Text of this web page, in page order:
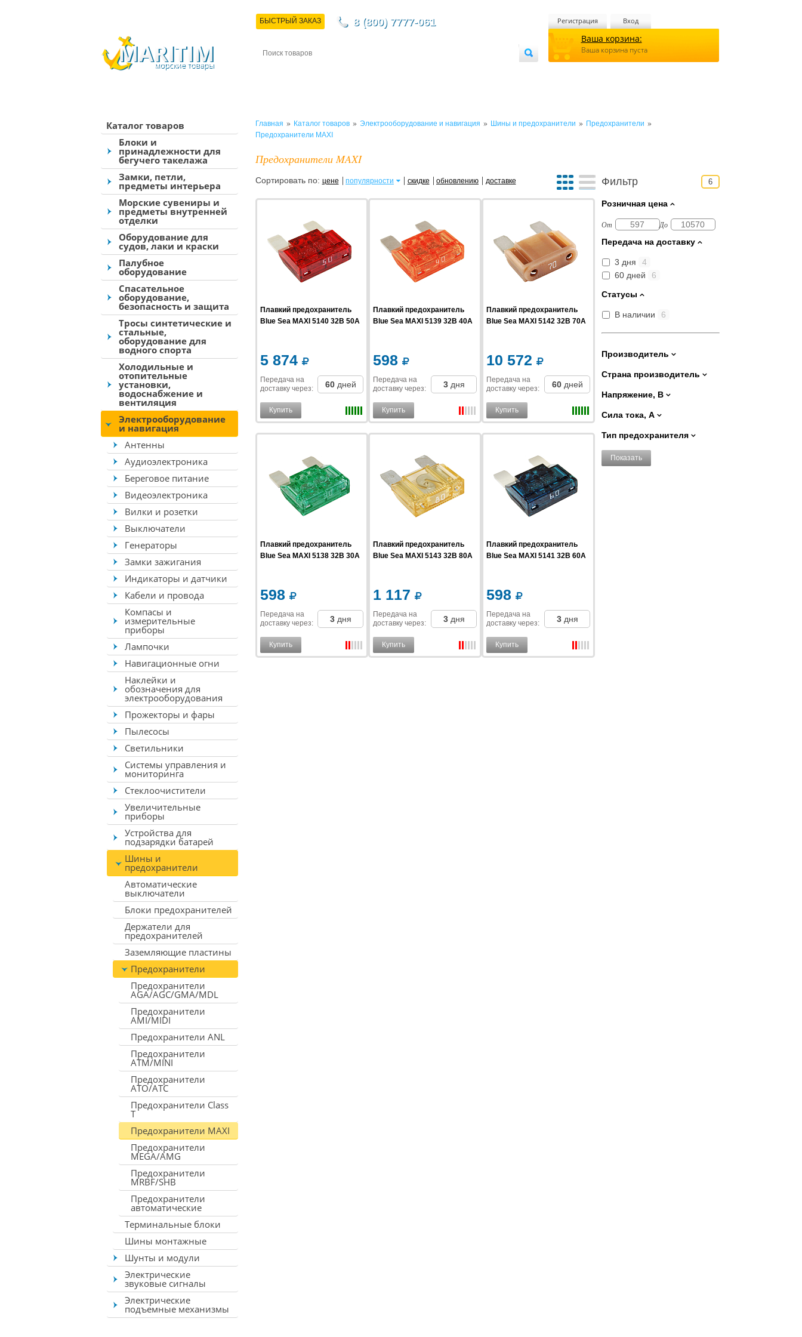
Регистрация Вход
Ваша корзина:
Ваша корзина пуста
БЫСТРЫЙ ЗАКАЗ 8 (800) 7777-061
Каталог товаров
Блоки и
принадлежности для
бегучего такелажа
Замки, петли,
предметы интерьера
Морские сувениры и
предметы внутренней
отделки
Оборудование для
судов, лаки и краски
Палубное
оборудование
Спасательное
оборудование,
безопасность и защита
Тросы синтетические и
стальные,
оборудование для
водного спорта
Холодильные и
отопительные
установки,
водоснабжение и
вентиляция
Электрооборудование
и навигация
Антенны
Аудиоэлектроника
Береговое питание
Видеоэлектроника
Вилки и розетки
Выключатели
Генераторы
Замки зажигания
Индикаторы и датчики
Кабели и провода
Компасы и
измерительные
приборы
Лампочки
Навигационные огни
Наклейки и
обозначения для
электрооборудования
Прожекторы и фары
Пылесосы
Светильники
Системы управления и
мониторинга
Стеклоочистители
Увеличительные
приборы
Устройства для
подзарядки батарей
Шины и
предохранители
Автоматические
выключатели
Блоки предохранителей
Держатели для
предохранителей
Заземляющие пластины
Предохранители
Предохранители
AGA/AGC/GMA/MDL
Предохранители
AMI/MIDI
Предохранители ANL
Предохранители
ATM/MINI
Предохранители
ATO/ATC
Предохранители Class
T
Предохранители MAXI
Предохранители
MEGA/AMG
Предохранители
MRBF/SHB
Предохранители
автоматические
Терминальные блоки
Шины монтажные
Шунты и модули
Электрические
звуковые сигналы
Электрические
подъемные механизмы
Главная » Каталог товаров» Электрооборудование и навигация » Шины и предохранители » Предохранители »
Предохранители MAXI
Предохранители MAXI
Фильтр 6
Розничная цена
От До
Передача на доставку
3 дня
4
60 дней
6
Статусы
В наличии 6
Производитель
Страна производитель
Напряжение, В
Сила тока, А
Тип предохранителя
Показать
Сортировать по: цене популярности скидке обновлению доставке
Плавкий предохранитель
Blue Sea MAXI 5140 32В 50A
5 874
Передача на
доставкучерез: 60 дней
Купить
Плавкий предохранитель
Blue Sea MAXI 5139 32В 40A
598
Передача на
доставку через: 3 дня
Купить
Плавкий предохранитель
Blue Sea MAXI 5142 32В 70A
10 572
Передача на
доставку через: 60 дней
Купить
Плавкий предохранитель
Blue Sea MAXI 5138 32В 30A
598
Передача на
доставкучерез: 3 дня
Купить
Плавкий предохранитель
Blue Sea MAXI 5143 32В 80A
1 117
Передача на
доставку через: 3 дня
Купить
Плавкий предохранитель
Blue Sea MAXI 5141 32В 60A
598
Передача на
доставку через: 3 дня
Купить